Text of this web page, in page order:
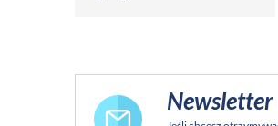
Newsletter